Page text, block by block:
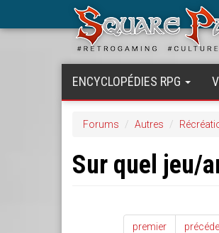
ENCYCLOPÉDIES RPG
Forums Autres
Sur quel jeu/
premier